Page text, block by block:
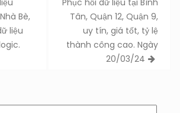
Bè,
liệu
Tân, Quận 12, Quận 9,
uy tín, giá tốt, tỷ lệ
thành công cao. Ngày
20/03/24